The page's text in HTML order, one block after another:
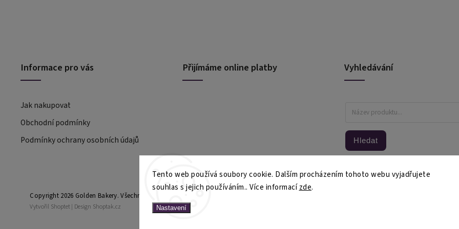
Tento web používá soubory cookie. Dalším procházením tohoto webu vyjadřujete
souhlas s jejich používáním.. Více informacízde.
Nastavení
Informace pro vás
Jak nakupovat
Obchodní podmínky
Podmínky ochrany osobních údajů
Přijímáme online platby Vyhledávání
Hledat
Copyright 2026 Golden Bakery. Všechna práva vyhrazena.
Vytvořil Shoptet | Design Shoptak.cz